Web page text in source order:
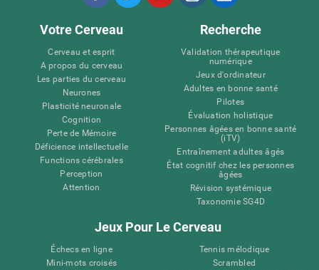
Votre Cerveau
Cerveau et esprit
A propos du cerveau
Les parties du cerveau
Neurones
Plasticité neuronale
Cognition
Perte de Mémoire
Déficience intellectuelle
Functions cérébrales
Perception
Attention
Recherche
Validation thérapeutique
numérique
Jeux d'ordinateur
Adultes en bonne santé
Pilotes
Évaluation holistique
Personnes âgées en bonne santé
(iTV)
Entraînement adultes âgés
État cognitif chez les personnes
âgées
Révision systémique
Taxonomie SG4D
Jeux Pour Le Cerveau
Échecs en ligne
Mini-mots croisés
Tennis mélodique
Scrambled